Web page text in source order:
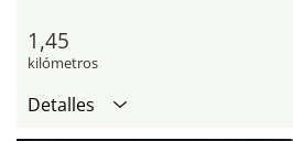
1,45
kilómetros
Detalles